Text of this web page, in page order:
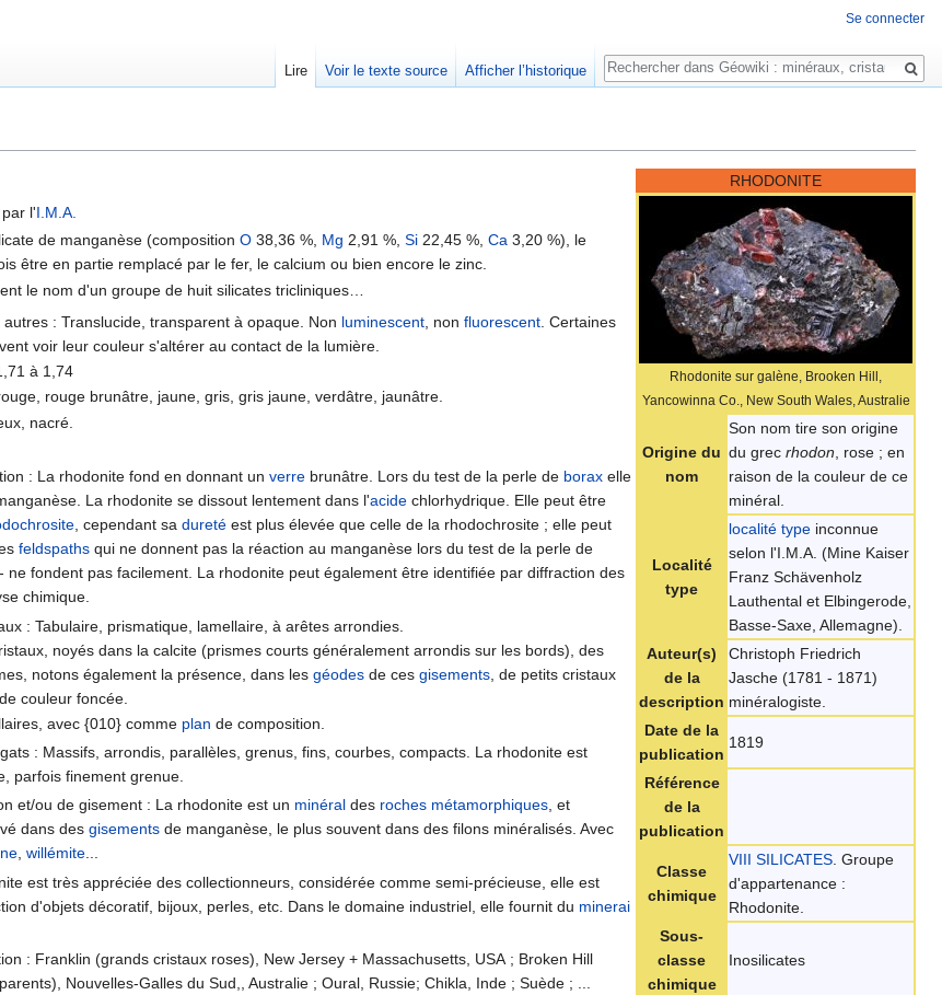
RHODONITE
Rhodonite sur galène, Brooken Hill,
Yancowinna Co., New South Wales, Australie
Origine du
nom
Son nom tire son origine
du grec rhodon, rose ; en
raison de la couleur de ce
minéral.
Localité
type
localité type inconnue
selon l'I.M.A. (Mine Kaiser
Franz Schävenholz
Lauthental et Elbingerode,
Basse-Saxe, Allemagne).
Auteur(s)
de la
description
Christoph Friedrich
Jasche (1781 - 1871)
minéralogiste.
Date de la
publication
1819
Référence
de la
publication
Classe
chimique
VIII SILICATES. Groupe
d'appartenance :
Rhodonite.
Sous-
classe
chimique
Inosilicates
l'I.M.A.
de manganèse (compositionO 38,36 %, Mg 2,91 %,Si 22,45 %,Ca 3,20 %), le
être en partie remplacé par le fer, le calcium ou bien encore le zinc.
le nom d'un groupe de huit silicates tricliniques…
: Translucide, transparent à opaque. Non luminescent , nonfluorescent . Certaines
voir leur couleur s'altérer au contact de la lumière.
à 1,74
rouge brunâtre, jaune, gris, gris jaune, verdâtre, jaunâtre.
nacré.
: La rhodonite fond en donnant unverre brunâtre. Lors du test de la perle de borax elle
La rhodonite se dissout lentement dans l'acide chlorhydrique. Elle peut être
, cependant sadureté est plus élevée que celle de la rhodochrosite ; elle peut
feldspaths qui ne donnent pas la réaction au manganèse lors du test de la perle de
ne fondent pas facilement. La rhodonite peut également être identifiée par diffraction des
chimique.
: Tabulaire, prismatique, lamellaire, à arêtes arrondies.
noyés dans la calcite (prismes courts généralement arrondis sur les bords), des
notons également la présence, dans lesgéodes de cesgisements , de petits cristaux
couleur foncée.
avec {010} comme plan de composition.
: Massifs, arrondis, parallèles, grenus, fins, courbes, compacts. La rhodonite est
parfois finement grenue.
et/ou de gisement : La rhodonite est un minéral des roches métamorphiques, et
dans desgisements de manganèse, le plus souvent dans des filons minéralisés. Avec
,willémite...
est très appréciée des collectionneurs, considérée comme semi-précieuse, elle est
d'objets décoratif, bijoux, perles, etc. Dans le domaine industriel, elle fournit du minerai
: Franklin (grands cristaux roses), New Jersey + Massachusetts, USA ; Broken Hill
Nouvelles-Galles du Sud,, Australie ; Oural, Russie; Chikla, Inde ; Suède ; ...
Se connecter
Lire Voir le texte source Afficher l’historique
Rechercher